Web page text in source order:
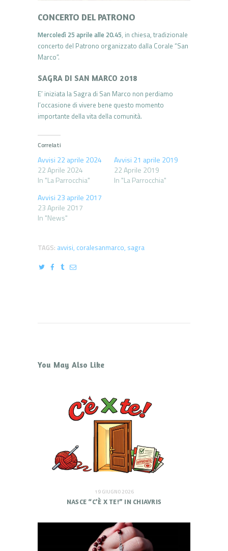
CONCERTO DEL PATRONO
Mercoledì 25 aprile alle 20.45, in chiesa, tradizionale
concerto del Patrono organizzato dalla Corale “San
Marco”.
SAGRA DI SAN MARCO 2018
E’ iniziata la Sagra di San Marco non perdiamo
l’occasione di vivere bene questo momento
importante della vita della comunità.
Correlati
Avvisi 22 aprile 2024
22 Aprile 2024
In "La Parrocchia"
Avvisi 21 aprile 2019
22 Aprile 2019
In "La Parrocchia"
Avvisi 23 aprile 2017
23 Aprile 2017
In "News"
TAGS: avvisi, coralesanmarco, sagra
You May Also Like
19 GIUGNO 2026
NASCE “C’È X TE!” IN CHIAVRIS